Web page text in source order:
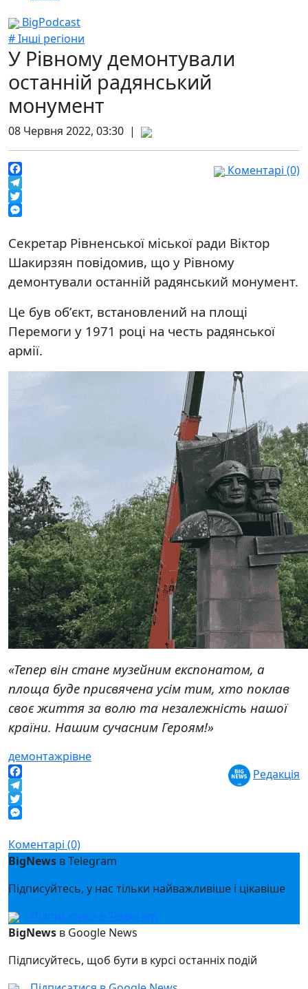
BigPodcast
# Інші регіони
У Рівному демонтували
останній радянський
монумент
08 Червня 2022, 03:30 |
Facebook
Telegram
Twitter
Коментарі (0)
Секретар Рівненської міської ради Віктор
Шакирзян повідомив, що у Рівному
демонтували останній радянський монумент.
Це був обʼєкт, встановлений на площі
Перемоги у 1971 році на честь радянської
армії.
«Тепер він стане музейним експонатом, а
площа буде присвячена усім тим, хто поклав
своє життя за волю та незалежність нашої
країни. Нашим сучасним Героям!»
демонтажрівне
Facebook
Telegram
Twitter
Редакція
Коментарі (0)
BigNews в Telegram
Підписуйтесь, у нас тільки найважливіше і цікавіше
Підписатися в Telegram
BigNews в Google News
Підписуйтесь, щоб бути в курсі останніх подій